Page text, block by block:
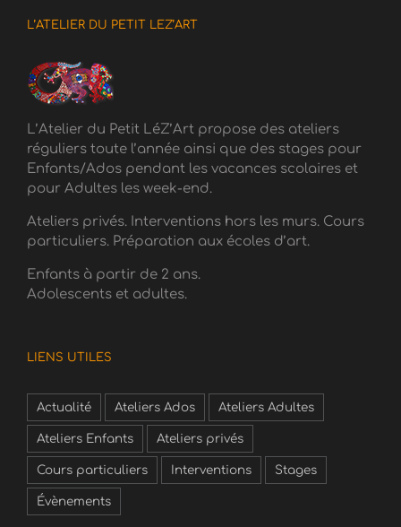
L’ATELIER DU PETIT LEZ’ART
L’Atelier du Petit LéZ’Art propose des ateliers
réguliers toute l’année ainsi que des stages pour
Enfants/Ados pendant les vacances scolaires et
pour Adultes les week-end.
Ateliers privés. Interventions hors les murs. Cours
particuliers. Préparation aux écoles d’art.
Enfants à partir de 2 ans.
Adolescents et adultes.
LIENS UTILES
Actualité Ateliers Ados Ateliers Adultes
Ateliers Enfants Ateliers privés
Cours particuliers Interventions Stages
Évènements